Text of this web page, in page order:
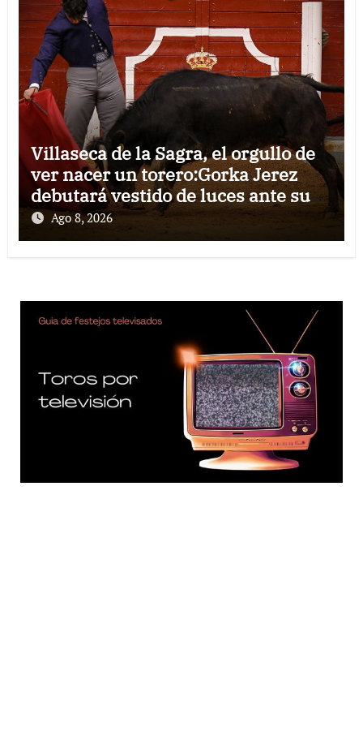
Villaseca de la Sagra, el orgullo de
ver nacer un torero:Gorka Jerez
debutará vestido de luces ante su
pueblo
Ago 8, 2026